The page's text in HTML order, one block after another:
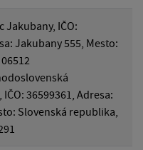
Jakubany, IČO:
Jakubany 555, Mesto:
36599361, Adresa:
Slovenská republika,